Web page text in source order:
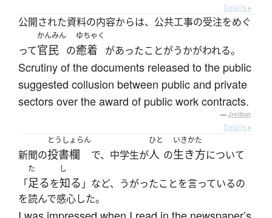
Details ▸
公開された資料の内容からは、公共工事の受注をめぐ
って
かんみん
官民 の
ゆちゃく
癒着 があったことがうかがわれる。
Scrutiny of the documents released to the public
suggested collusion between public and private
sectors over the award of public work contracts.
— Jreibun
Details ▸
新聞の
とうしょらん
投書欄 で、中学生が
ひと
人 の
いきかた
生き方について
「
た
足るを
し
知る 」など、うがったことを言っているの
を読んで感心した。